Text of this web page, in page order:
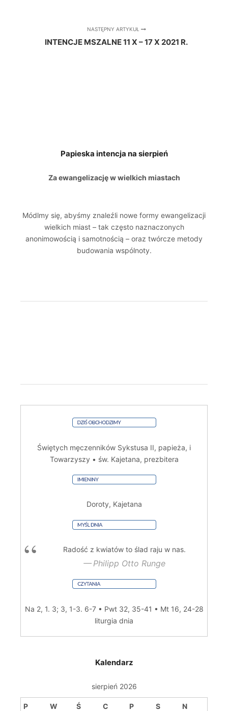
NASTĘPNY ARTYKUŁ
INTENCJE MSZALNE 11 X – 17 X 2021 R.
Papieska intencja na sierpień
Za ewangelizację w wielkich miastach
Módlmy się, abyśmy znaleźli nowe formy ewangelizacji
wielkich miast – tak często naznaczonych
anonimowością i samotnością – oraz twórcze metody
budowania wspólnoty.
Świętych męczenników Sykstusa II, papieża, i
Towarzyszy • św. Kajetana, prezbitera
Doroty, Kajetana
Radość z kwiatów to ślad raju w nas.
Philipp Otto Runge
Na 2, 1. 3; 3, 1-3. 6-7 • Pwt 32, 35-41 • Mt 16, 24-28
liturgia dnia
Kalendarz
sierpień 2026
P W Ś C P S
N